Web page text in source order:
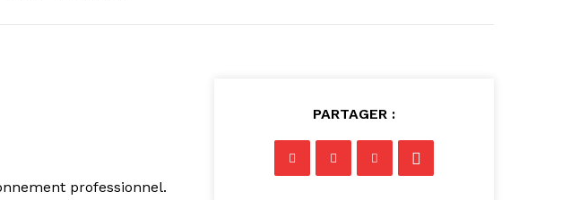
professionnel.
PARTAGER :